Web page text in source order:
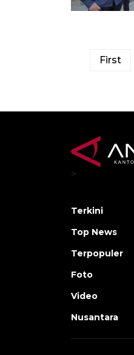
First
>
Terkini
Top News
Terpopuler
Foto
Video
Nusantara